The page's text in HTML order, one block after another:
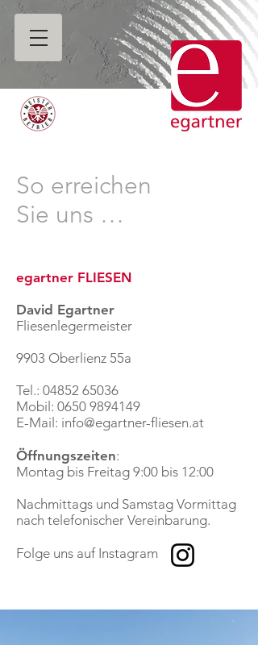
So erreichen
Sie uns …
egartner FLIESEN
David Egartner
Fliesenlegermeister
9903 Oberlienz 55a
Tel.: 04852 65036
Mobil: 0650 9894149
E-Mail: info@egartner-fliesen.at
Öffnungszeiten:
Montag bis Freitag 9:00 bis 12:00
Nachmittags und Samstag Vormittag
nach telefonischer Vereinbarung.
Folge uns auf Instagram​